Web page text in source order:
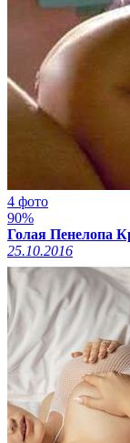
4 фото
90%
Голая Пенелопа
25.10.2016